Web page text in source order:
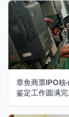
章鱼商票IPO核
鉴定工作圆满